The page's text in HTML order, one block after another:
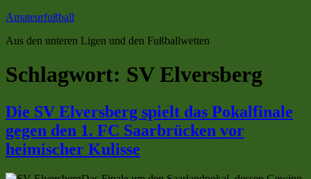
Zum
springen
Amateurfußball
Aus den unteren Ligen und den Fußballwetten
Schlagwort: SV Elversberg
Die SV Elversberg spielt das Pokalfinale
gegen den 1. FC Saarbrücken vor
heimischer Kulisse